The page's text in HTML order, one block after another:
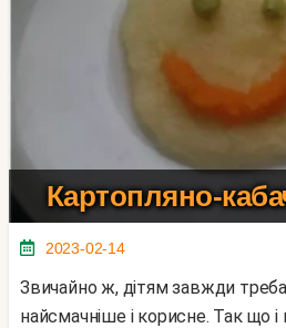
Картопляно-
2023-02-14
Звичайно ж, дітям завжди треба давати все
найсмачніше і корисне. Так що